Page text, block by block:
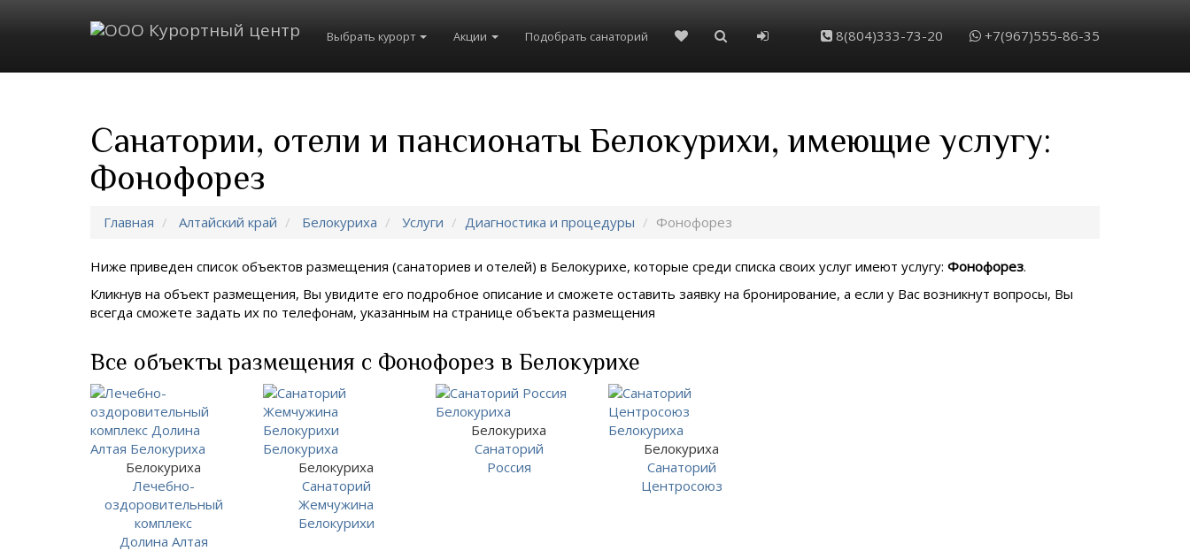
Выбрать курорт Акции Подобрать санаторий 8(804)333-73-20 +7(967)555-86-35
Санатории, отели и пансионаты Белокурихи, имеющие услугу:
Фонофорез
Главная Алтайский край Белокуриха Услуги Диагностика и процедуры Фонофорез
Ниже приведен список объектов размещения (санаториев и отелей) в Белокурихе, которые среди списка своих услуг имеют услугу: Фонофорез.
Кликнув на объект размещения, Вы увидите его подробное описание и сможете оставить заявку на бронирование, а если у Вас возникнут вопросы, Вы
всегда сможете задать их по телефонам, указанным на странице объекта размещения
Все объекты размещения с Фонофорез в Белокурихе
Белокуриха
Лечебно-
оздоровительный
комплекс
Долина Алтая
Белокуриха
Санаторий
Жемчужина
Белокурихи
Белокуриха
Санаторий
Россия
Белокуриха
Санаторий
Центросоюз